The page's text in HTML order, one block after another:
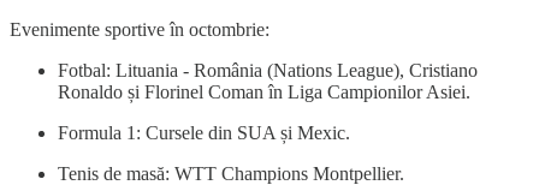
Evenimente sportive în octombrie:
Fotbal: Lituania - România (Nations League), Cristiano
Ronaldo și Florinel Coman în Liga Campionilor Asiei.
Formula 1: Cursele din SUA și Mexic.
Tenis de masă: WTT Champions Montpellier.